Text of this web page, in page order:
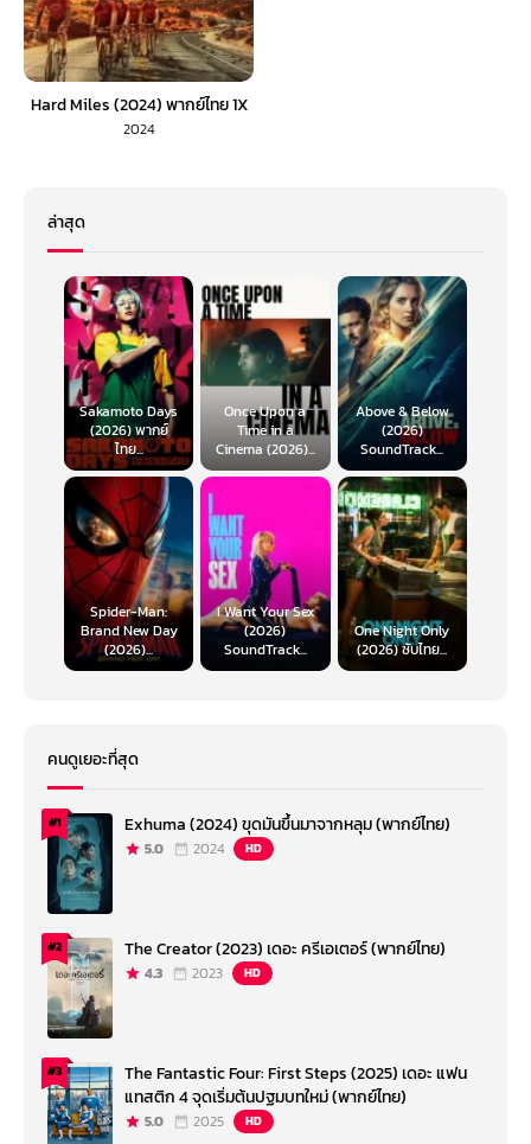
Hard Miles (2024) พากย์ไทย 1X
2024
ล่าสุด
Sakamoto Days
(2026) พากย์
ไทย...
Once Upon a
Time in a
Cinema (2026)...
Above & Below
(2026)
SoundTrack...
Spider-Man:
Brand New Day
(2026)...
I Want Your Sex
(2026)
SoundTrack...
One Night Only
(2026) ซับไทย...
คนดูเยอะที่สุด
#1 Exhuma (2024) ขุดมันขึ้นมาจากหลุม (พากย์ไทย)
5.0 2024 HD
#2 The Creator (2023) เดอะ ครีเอเตอร์ (พากย์ไทย)
4.3 2023 HD
#3
The Fantastic Four: First Steps (2025) เดอะ แฟน
แทสติก 4 จุดเริ่มต้นปฐมบทใหม่ (พากย์ไทย)
5.0 2025 HD